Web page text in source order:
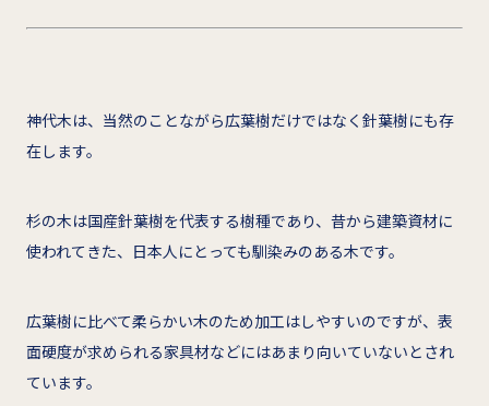
神代木は、当然のことながら広葉樹だけではなく針葉樹にも存
在します。
杉の木は国産針葉樹を代表する樹種であり、昔から建築資材に
使われてきた、日本人にとっても馴染みのある木です。
広葉樹に比べて柔らかい木のため加工はしやすいのですが、表
面硬度が求められる家具材などにはあまり向いていないとされ
ています。